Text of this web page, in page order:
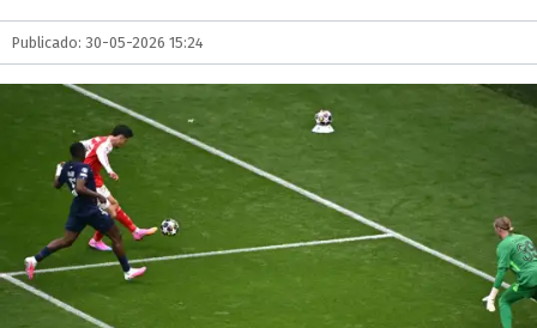
Publicado: 30-05-2026 15:24